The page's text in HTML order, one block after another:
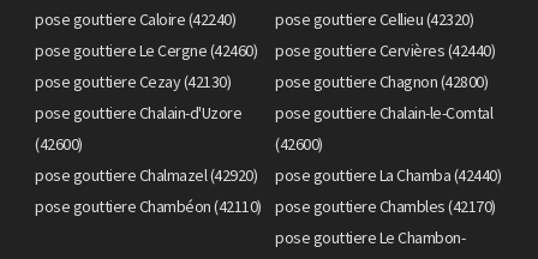
pose gouttiere Caloire (42240)
pose gouttiere Cellieu (42320)
pose gouttiere Le Cergne (42460)
pose gouttiere Cervières (42440)
pose gouttiere Cezay (42130)
pose gouttiere Chagnon (42800)
pose gouttiere Chalain-d'Uzore
(42600)
pose gouttiere Chalain-le-Comtal
(42600)
pose gouttiere Chalmazel (42920)
pose gouttiere La Chamba (42440)
pose gouttiere Chambéon (42110)
pose gouttiere Chambles (42170)
pose gouttiere Le Chambon-